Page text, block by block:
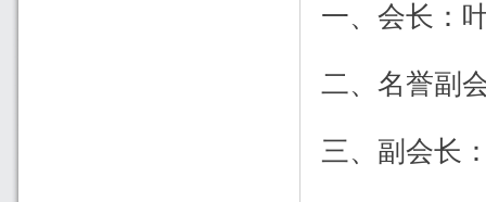
一、会长：
二、名誉副
三、副会长